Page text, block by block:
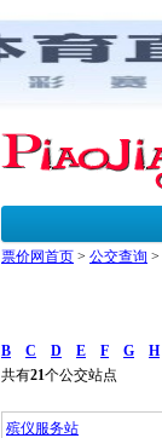
票价网首页 > 公交查询 >
B C D E F G H
共有21个公交站点
殡仪服务站